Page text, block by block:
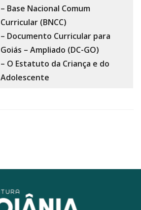
– Base Nacional Comum
Curricular (BNCC)
– Documento Curricular para
Goiás – Ampliado (DC-GO)
– O Estatuto da Criança e do
Adolescente